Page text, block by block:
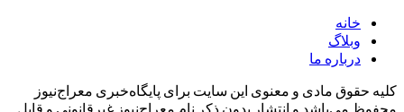
خانه
وبلاگ
درباره ما
کلیه حقوق مادی و معنوی این سایت برای پایگاه‌خبری معراج‌نیوز
محفوظ می‌باشد و انتشار بدون ذکر نام معراج‌نیوز غیرقانونی و قابل